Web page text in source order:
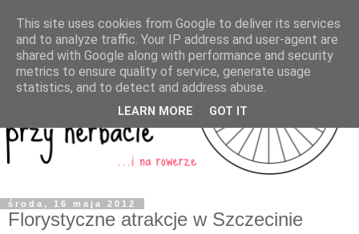
środa, 16 maja 2012
Florystyczne atrakcje w Szczecinie
This site uses cookies from Google to deliver its services
and to analyze traffic. Your IP address and user-agent are
shared with Google along with performance and security
metrics to ensure quality of service, generate usage
statistics, and to detect and address abuse.
LEARN MORE GOT IT